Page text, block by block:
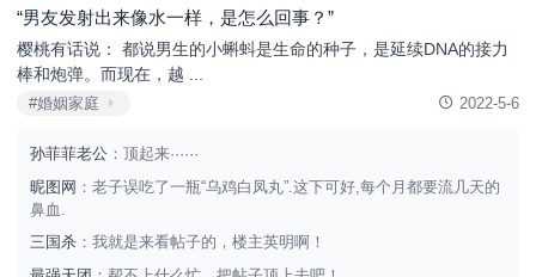
“男友发射出来像水一样，是怎么回事？”
樱桃有话说： 都说男生的小蝌蚪是生命的种子，是延续DNA的接力
棒和炮弹。而现在，越 ...
#婚姻家庭 2022-5-6
孙菲菲老公 ：顶起来······
昵图网 ：老子误吃了一瓶“乌鸡白凤丸”.这下可好,每个月都要流几天的
鼻血.
三国杀 ：我就是来看帖子的，楼主英明啊！